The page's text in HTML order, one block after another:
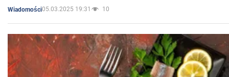
Wiadomości05.03.2025 19:31 10